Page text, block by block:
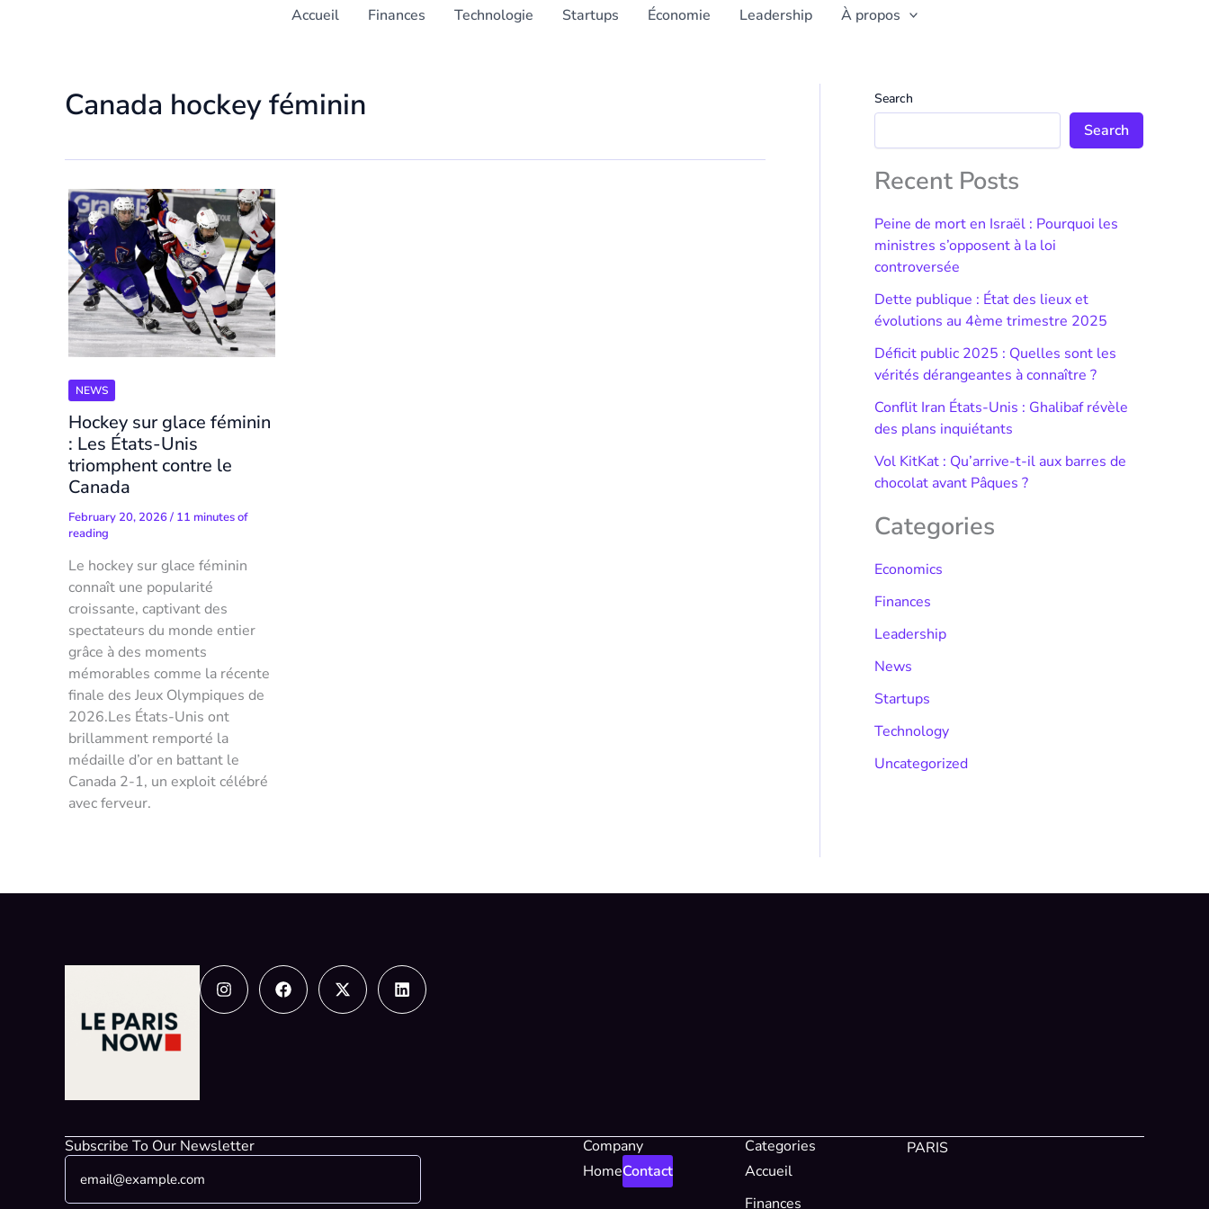
Accueil Finances Technologie Startups Économie Leadership À propos
Canada hockey féminin
NEWS
Hockey sur glace féminin
: Les États-Unis
triomphent contre le
Canada
February 20, 2026/ 11 minutes of
reading
Le hockey sur glace féminin
connaît une popularité
croissante, captivant des
spectateurs du monde entier
grâce à des moments
mémorables comme la récente
finale des Jeux Olympiques de
2026.Les États-Unis ont
brillamment remporté la
médaille d’or en battant le
Canada 2-1, un exploit célébré
avec ferveur.
Search
Search
Recent Posts
Peine de mort en Israël : Pourquoi les
ministres s’opposent à la loi
controversée
Dette publique : État des lieux et
évolutions au 4ème trimestre 2025
Déficit public 2025 : Quelles sont les
vérités dérangeantes à connaître ?
Conflit Iran États-Unis : Ghalibaf révèle
des plans inquiétants
Vol KitKat : Qu’arrive-t-il aux barres de
chocolat avant Pâques ?
Categories
Economics
Finances
Leadership
News
Startups
Technology
Uncategorized
InstagramFacebookX-
twitter
Linkedin
Subscribe To Our Newsletter
*
E
E
a
Company
HomeContact
Categories
Accueil
Finances
PARIS